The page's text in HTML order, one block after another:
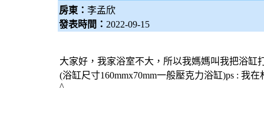
房東： 李孟欣
發表時間： 2022-09-15
大家好，我家浴室不大，所以我媽媽叫我把浴
(浴缸尺寸160mmx70mm一般壓克力浴缸)ps : 我
^